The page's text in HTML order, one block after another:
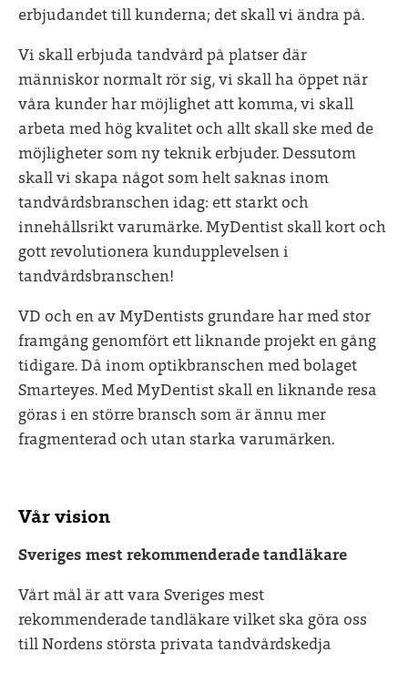
erbjudandet till kunderna; det skall vi ändra på.
Vi skall erbjuda tandvård på platser där
människor normalt rör sig, vi skall ha öppet när
våra kunder har möjlighet att komma, vi skall
arbeta med hög kvalitet och allt skall ske med de
möjligheter som ny teknik erbjuder. Dessutom
skall vi skapa något som helt saknas inom
tandvårdsbranschen idag: ett starkt och
innehållsrikt varumärke. MyDentist skall kort och
gott revolutionera kundupplevelsen i
tandvårdsbranschen!
VD och en av MyDentists grundare har med stor
framgång genomfört ett liknande projekt en gång
tidigare. Då inom optikbranschen med bolaget
Smarteyes. Med MyDentist skall en liknande resa
göras i en större bransch som är ännu mer
fragmenterad och utan starka varumärken.
Vår vision
Sveriges mest rekommenderade tandläkare
Vårt mål är att vara Sveriges mest
rekommenderade tandläkare vilket ska göra oss
till Nordens största privata tandvårdskedja